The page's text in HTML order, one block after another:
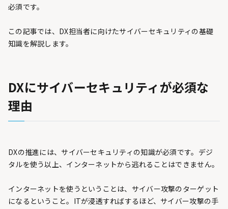
必須です。
この記事では、DX担当者に向けたサイバーセキュリティの基礎
知識を解説します。
DXにサイバーセキュリティが必須な
理由
DXの推進には、サイバーセキュリティの知識が必須です。デジ
タルを使う以上、インターネットから逃れることはできません。
インターネットを使うということは、サイバー攻撃のターゲット
になるということ。ITが浸透すればするほど、サイバー攻撃の手